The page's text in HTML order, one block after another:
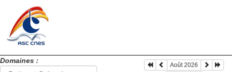
Domaines :
Août 2026